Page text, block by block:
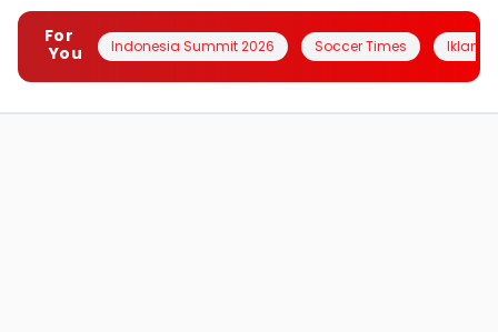
For
You
Indonesia Summit 2026 Soccer Times Iklanin